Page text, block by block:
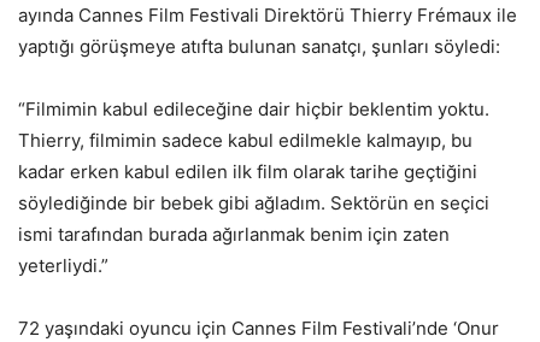
ayında Cannes Film Festivali Direktörü Thierry Frémaux ile
yaptığı görüşmeye atıfta bulunan sanatçı, şunları söyledi:
“Filmimin kabul edileceğine dair hiçbir beklentim yoktu.
Thierry, filmimin sadece kabul edilmekle kalmayıp, bu
kadar erken kabul edilen ilk film olarak tarihe geçtiğini
söylediğinde bir bebek gibi ağladım. Sektörün en seçici
ismi tarafından burada ağırlanmak benim için zaten
yeterliydi.”
72 yaşındaki oyuncu için Cannes Film Festivali’nde ‘Onur